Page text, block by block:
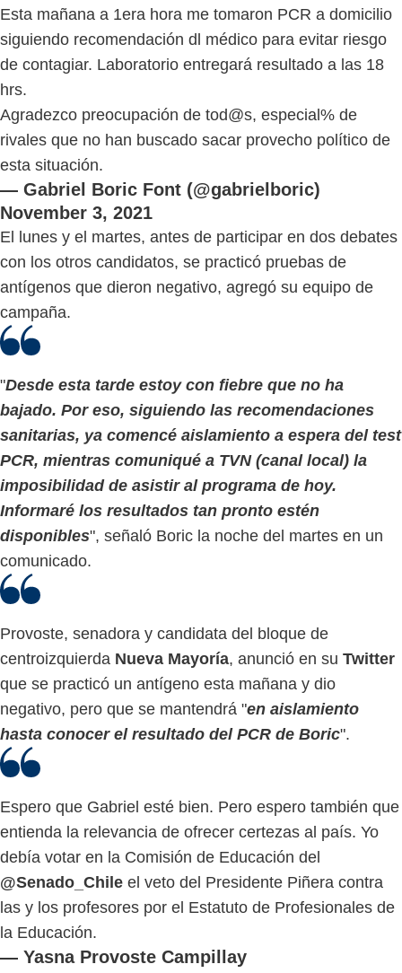
Esta mañana a 1era hora me tomaron PCR a domicilio
siguiendo recomendación dl médico para evitar riesgo
de contagiar. Laboratorio entregará resultado a las 18
hrs.
Agradezco preocupación de tod@s, especial% de
rivales que no han buscado sacar provecho político de
esta situación.
— Gabriel Boric Font (@gabrielboric)
November 3, 2021
El lunes y el martes, antes de participar en dos debates
con los otros candidatos, se practicó pruebas de
antígenos que dieron negativo, agregó su equipo de
campaña.
"Desde esta tarde estoy con fiebre que no ha
bajado. Por eso, siguiendo las recomendaciones
sanitarias, ya comencé aislamiento a espera del test
PCR, mientras comuniqué a TVN (canal local) la
imposibilidad de asistir al programa de hoy.
Informaré los resultados tan pronto estén
disponibles", señaló Boric la noche del martes en un
comunicado.
Provoste, senadora y candidata del bloque de
centroizquierda Nueva Mayoría, anunció en su Twitter
que se practicó un antígeno esta mañana y dio
negativo, pero que se mantendrá "en aislamiento
hasta conocer el resultado del PCR de Boric".
Espero que Gabriel esté bien. Pero espero también que
entienda la relevancia de ofrecer certezas al país. Yo
debía votar en la Comisión de Educación del
@Senado_Chile el veto del Presidente Piñera contra
las y los profesores por el Estatuto de Profesionales de
la Educación.
— Yasna Provoste Campillay